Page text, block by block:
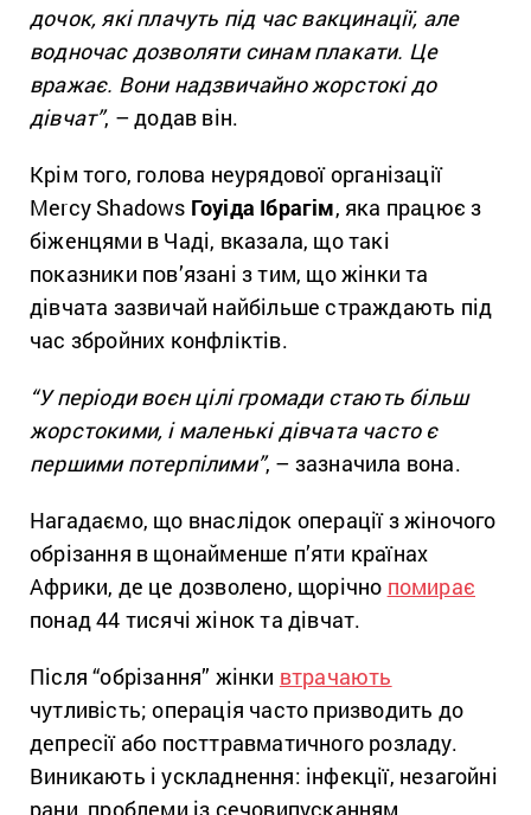
дочок, які плачуть під час вакцинації, але
водночас дозволяти синам плакати. Це
вражає. Вони надзвичайно жорстокі до
дівчат”, – додав він.
Крім того, голова неурядової організації
Mercy Shadows Гоуіда Ібрагім, яка працює з
біженцями в Чаді, вказала, що такі
показники пов’язані з тим, що жінки та
дівчата зазвичай найбільше страждають під
час збройних конфліктів.
“У періоди воєн цілі громади стають більш
жорстокими, і маленькі дівчата часто є
першими потерпілими”, – зазначила вона.
Нагадаємо, що внаслідок операції з жіночого
обрізання в щонайменше п’яти країнах
Африки, де це дозволено, щорічно помирає
понад 44 тисячі жінок та дівчат.
Після “обрізання” жінки втрачають
чутливість; операція часто призводить до
депресії або посттравматичного розладу.
Виникають і ускладнення: інфекції, незагойні
рани, проблеми із сечовипусканням.